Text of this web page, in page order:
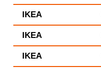
IKEA
IKEA
IKEA